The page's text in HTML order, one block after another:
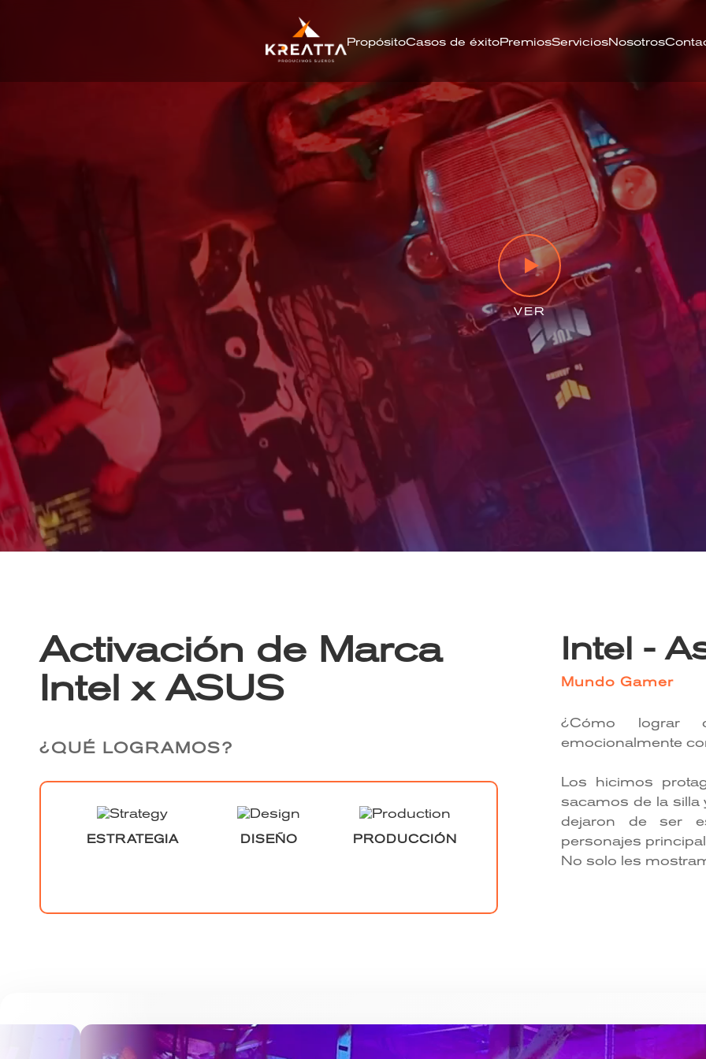
PropósitoCasos de éxitoPremiosServiciosNosotros
VER
Activación de Marca
Intel x ASUS
¿QUÉ LOGRAMOS?
ESTRATEGIA DISEÑO PRODUCCIÓN
Intel -
Mundo Gamer
¿Cómo lograr
emocionalmente
Los hicimos
sacamos de la silla
dejaron de ser
personajes
No solo les